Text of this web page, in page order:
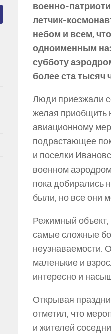
военно-
летчик-
небом и всем,
одноименным
субботу
более ста тысяч
Люди приезжали
желая приобщить
авиационному
подрастающее
и поселки
военном
пока добирались
были, но все они
Режимный объект,
самые сложные
неузнаваемости.
маленькие и
интересно и
Открывая
отметил, что
и жителей